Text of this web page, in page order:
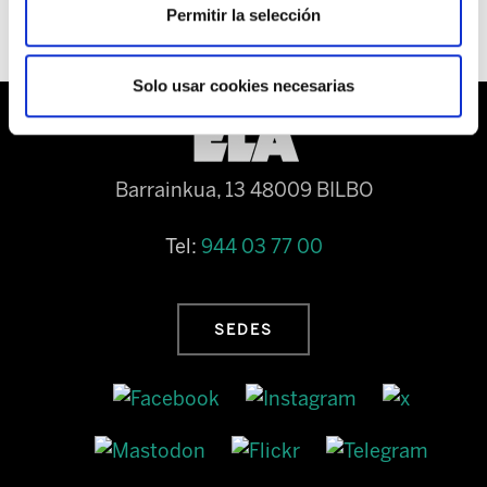
Permitir la selección
Solo usar cookies necesarias
Barrainkua, 13 48009 BILBO
Tel: 944 03 77 00
SEDES